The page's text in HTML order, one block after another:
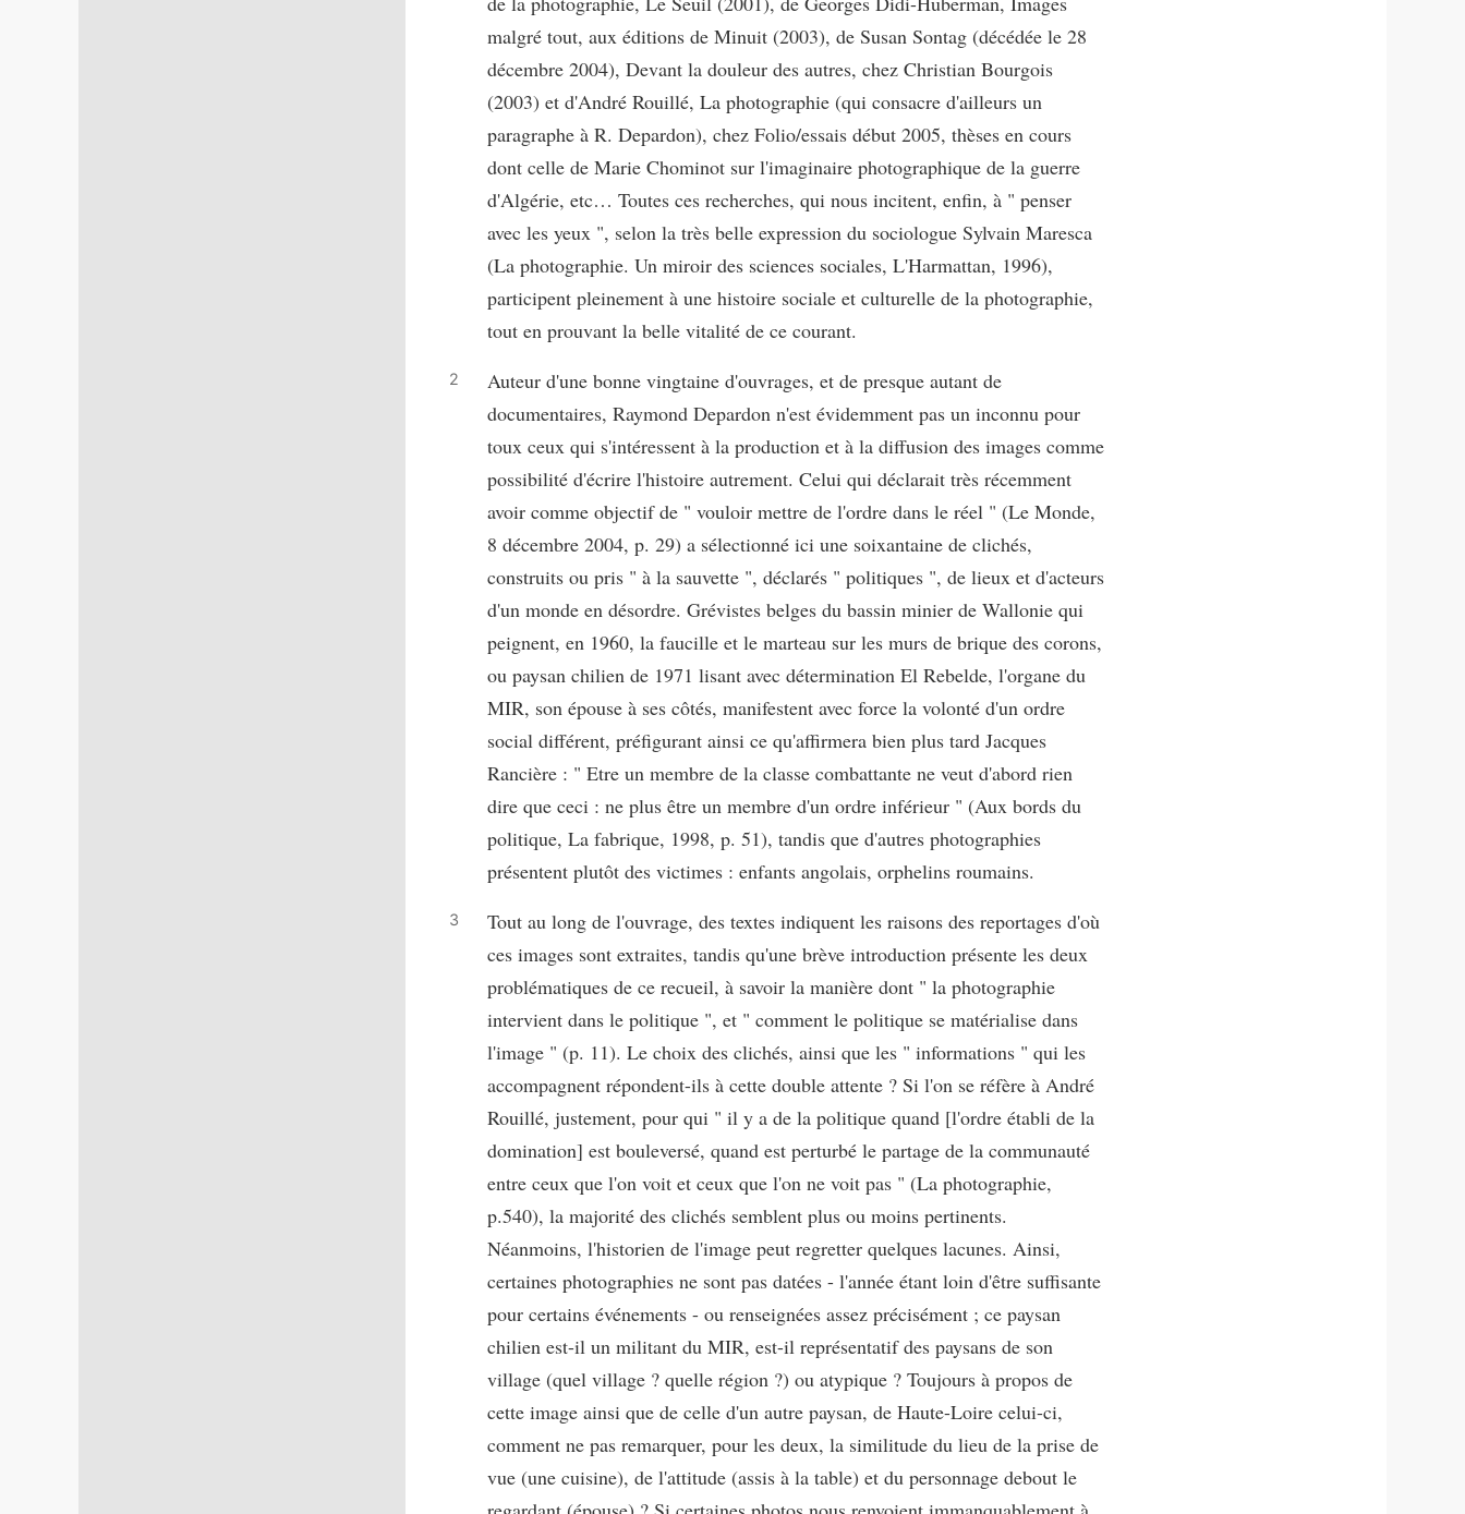
malgré tout, aux éditions de Minuit (2003), de Susan Sontag (décédée le 28
décembre 2004), Devant la douleur des autres, chez Christian Bourgois
(2003) et d'André Rouillé, La photographie (qui consacre d'ailleurs un
paragraphe à R. Depardon), chez Folio/essais début 2005, thèses en cours
dont celle de Marie Chominot sur l'imaginaire photographique de la guerre
d'Algérie, etc… Toutes ces recherches, qui nous incitent, enfin, à " penser
avec les yeux ", selon la très belle expression du sociologue Sylvain Maresca
(La photographie. Un miroir des sciences sociales, L'Harmattan, 1996),
participent pleinement à une histoire sociale et culturelle de la photographie,
tout en prouvant la belle vitalité de ce courant.
Auteur d'une bonne vingtaine d'ouvrages, et de presque autant de
documentaires, Raymond Depardon n'est évidemment pas un inconnu pour
toux ceux qui s'intéressent à la production et à la diffusion des images comme
possibilité d'écrire l'histoire autrement. Celui qui déclarait très récemment
avoir comme objectif de " vouloir mettre de l'ordre dans le réel " (Le Monde,
8 décembre 2004, p. 29) a sélectionné ici une soixantaine de clichés,
construits ou pris " à la sauvette ", déclarés " politiques ", de lieux et d'acteurs
d'un monde en désordre. Grévistes belges du bassin minier de Wallonie qui
peignent, en 1960, la faucille et le marteau sur les murs de brique des corons,
ou paysan chilien de 1971 lisant avec détermination El Rebelde, l'organe du
MIR, son épouse à ses côtés, manifestent avec force la volonté d'un ordre
social différent, préfigurant ainsi ce qu'affirmera bien plus tard Jacques
Rancière : " Etre un membre de la classe combattante ne veut d'abord rien
dire que ceci : ne plus être un membre d'un ordre inférieur " (Aux bords du
politique, La fabrique, 1998, p. 51), tandis que d'autres photographies
présentent plutôt des victimes : enfants angolais, orphelins roumains.
Tout au long de l'ouvrage, des textes indiquent les raisons des reportages d'où
ces images sont extraites, tandis qu'une brève introduction présente les deux
problématiques de ce recueil, à savoir la manière dont " la photographie
intervient dans le politique ", et " comment le politique se matérialise dans
l'image " (p. 11). Le choix des clichés, ainsi que les " informations " qui les
accompagnent répondent-ils à cette double attente ? Si l'on se réfère à André
Rouillé, justement, pour qui " il y a de la politique quand [l'ordre établi de la
domination] est bouleversé, quand est perturbé le partage de la communauté
entre ceux que l'on voit et ceux que l'on ne voit pas " (La photographie,
p.540), la majorité des clichés semblent plus ou moins pertinents.
Néanmoins, l'historien de l'image peut regretter quelques lacunes. Ainsi,
certaines photographies ne sont pas datées - l'année étant loin d'être suffisante
pour certains événements - ou renseignées assez précisément ; ce paysan
chilien est-il un militant du MIR, est-il représentatif des paysans de son
village (quel village ? quelle région ?) ou atypique ? Toujours à propos de
cette image ainsi que de celle d'un autre paysan, de Haute-Loire celui-ci,
comment ne pas remarquer, pour les deux, la similitude du lieu de la prise de
vue (une cuisine), de l'attitude (assis à la table) et du personnage debout le